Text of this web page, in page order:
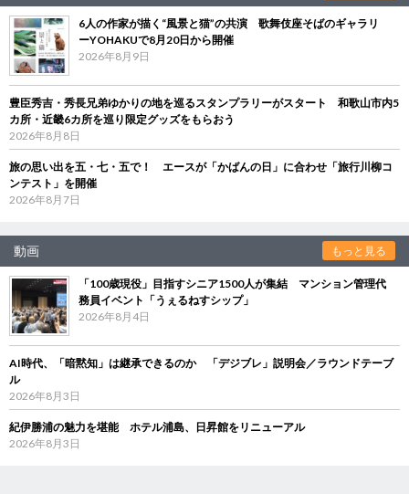
6人の作家が描く“風景と猫”の共演 歌舞伎座そばのギャラリ
ーYOHAKUで8月20日から開催
2026年8月9日
豊臣秀吉・秀長兄弟ゆかりの地を巡るスタンプラリーがスタート 和歌山市内5
カ所・近畿6カ所を巡り限定グッズをもらおう
2026年8月8日
旅の思い出を五・七・五で！ エースが「かばんの日」に合わせ「旅行川柳コ
ンテスト」を開催
2026年8月7日
動画 もっと見る
「100歳現役」目指すシニア1500人が集結 マンション管理代
務員イベント「うぇるねすシップ」
2026年8月4日
AI時代、「暗黙知」は継承できるのか 「デジブレ」説明会／ラウンドテーブ
ル
2026年8月3日
紀伊勝浦の魅力を堪能 ホテル浦島、日昇館をリニューアル
2026年8月3日